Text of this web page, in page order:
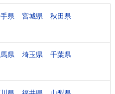
県 宮城県
秋田県
県 埼玉県
千葉県